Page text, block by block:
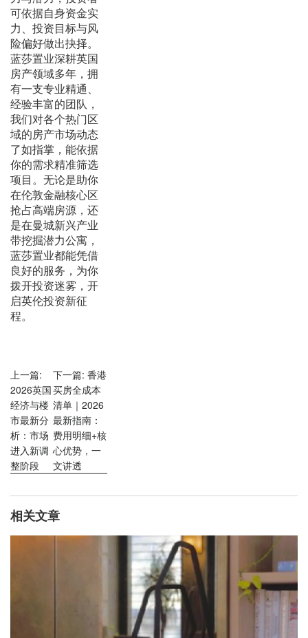
可依据自身资金实
力、投资目标与风
险偏好做出抉择。
蓝莎置业深耕英国
房产领域多年，拥
有一支专业精通、
经验丰富的团队，
我们对各个热门区
域的房产市场动态
了如指掌，能依据
你的需求精准筛选
项目。无论是助你
在伦敦金融核心区
抢占高端房源，还
是在曼城新兴产业
带挖掘潜力公寓，
蓝莎置业都能凭借
良好的服务，为你
拨开投资迷雾，开
启英伦投资新征
程。
上一篇:
2026英国
经济与楼
市最新分
析：市场
进入新调
整阶段
下一篇: 香港
买房全成本
清单｜2026
最新指南：
费用明细+核
心优势，一
文讲透
相关文章